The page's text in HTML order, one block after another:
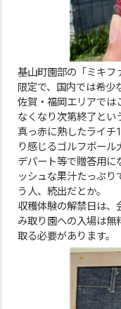
基山町園部の「ミキフ
限定で、国内では希少
佐賀・福岡エリアでは
なくなり次第終了とい
真っ赤に熟したライチ
り感じるゴルフボール
デパート等で贈答用に
ッシュな果汁たっぷり
う人、続出だとか。
収穫体験の解禁日は、
み取り園への入場は無
取る必要があります。